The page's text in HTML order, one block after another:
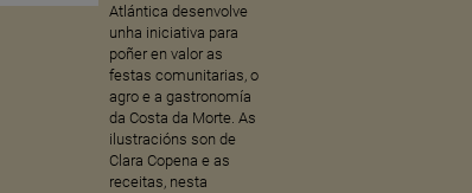
Atlántica desenvolve
unha iniciativa para
poñer en valor as
festas comunitarias, o
agro e a gastronomía
da Costa da Morte. As
ilustracións son de
Clara Copena e as
receitas, nesta